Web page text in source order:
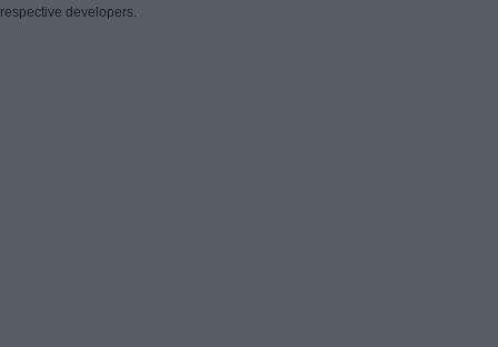
respective developers.